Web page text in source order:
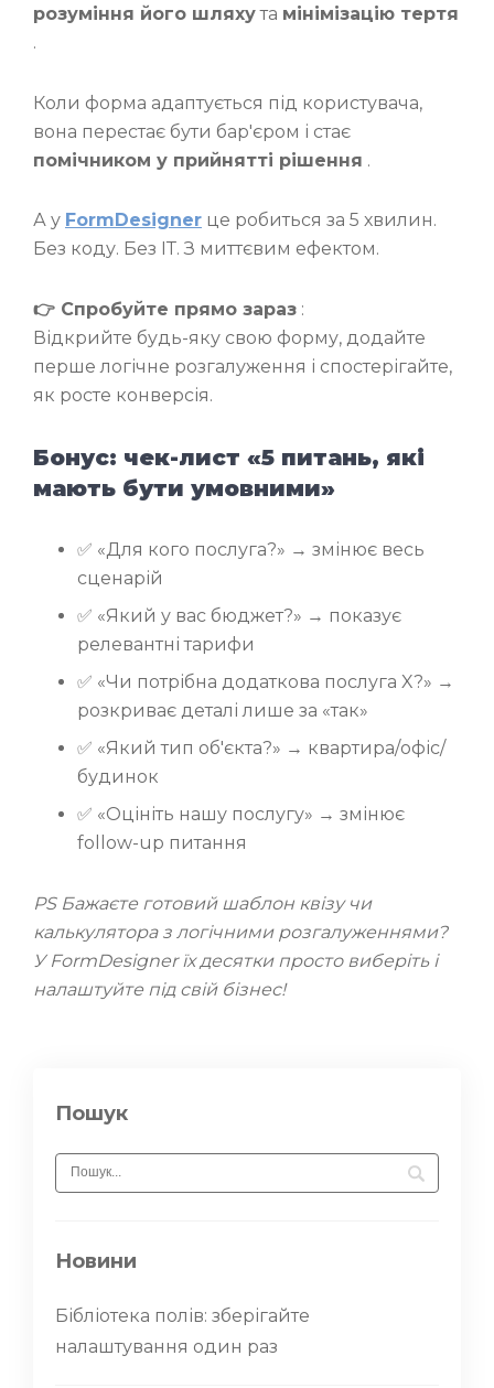
розуміння його шляхута мінімізацію тертя
.
Коли форма адаптується під користувача,
вона перестає бути бар'єром і стає
помічником у прийнятті рішення .
А у FormDesigner це робиться за 5 хвилин.
Без коду. Без ІТ. З миттєвим ефектом.
👉 Спробуйте прямо зараз :
Відкрийте будь-яку свою форму, додайте
перше логічне розгалуження і спостерігайте,
як росте конверсія.
Бонус: чек-лист «5 питань, які
мають бути умовними»
✅ «Для кого послуга?» → змінює весь
сценарій
✅ «Який у вас бюджет?» → показує
релевантні тарифи
✅ «Чи потрібна додаткова послуга X?» →
розкриває деталі лише за «так»
✅ «Який тип об'єкта?» → квартира/офіс/
будинок
✅ «Оцініть нашу послугу» → змінює
follow-up питання
PS Бажаєте готовий шаблон квізу чи
калькулятора з логічними розгалуженнями?
У FormDesigner їх десятки просто виберіть і
налаштуйте під свій бізнес!
Пошук
Новини
Бібліотека полів: зберігайте
налаштування один раз